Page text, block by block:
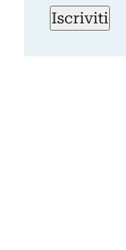
Iscriviti